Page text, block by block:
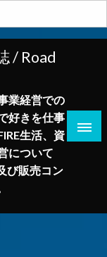
/ Road
業経営での
好きを仕事
生活、資
について
び販売コン